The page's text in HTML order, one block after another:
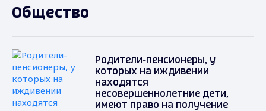
Общество
Родители-пенсионеры, у
которых на иждивении
находятся
несовершеннолетние дети,
имеют право на получение